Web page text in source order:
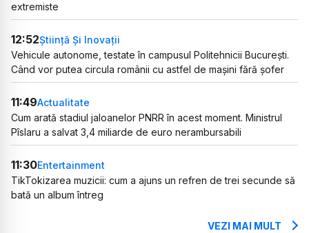
extremiste
12:52Știință Și Inovații
Vehicule autonome, testate în campusul Politehnicii București.
Când vor putea circula românii cu astfel de mașini fără șofer
11:49Actualitate
Cum arată stadiul jaloanelor PNRR în acest moment. Ministrul
Pîslaru a salvat 3,4 miliarde de euro nerambursabili
11:30Entertainment
TikTokizarea muzicii: cum a ajuns un refren de trei secunde să
bată un album întreg
VEZI MAI MULT